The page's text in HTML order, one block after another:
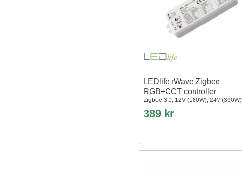
LEDlife rWave Zigbee
RGB+CCT controller
Zigbee 3.0, 12V (180W), 24V (360W)
389 kr